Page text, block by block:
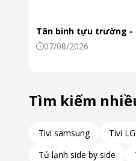
Tân binh tựu trường -
07/08/2026
Tìm kiếm
Tivi samsung Tivi LG
Tủ lạnh side by side